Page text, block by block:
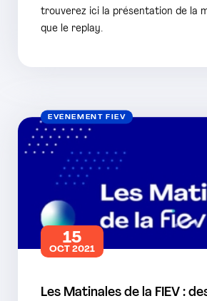
trouverez ici la présentation de la
que le replay.
EVÉNEMENT FIEV
15
OCT 2021
Les Matinales de la FIEV :